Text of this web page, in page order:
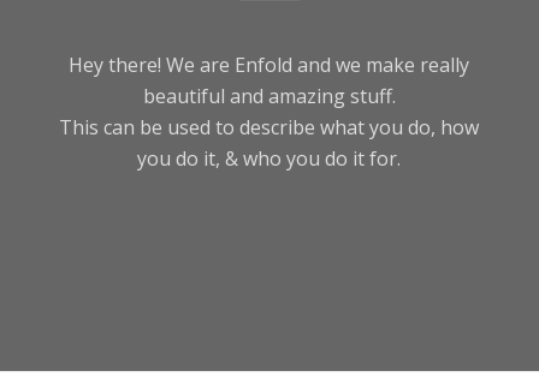
Hey there! We are Enfold and we make really
beautiful and amazing stuff.
This can be used to describe what you do, how
you do it, & who you do it for.